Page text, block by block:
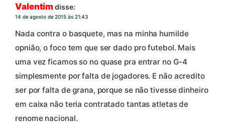
Valentimdisse:
14 de agosto de 2015 às 21:43
Nada contra o basquete, mas na minha humilde
opnião, o foco tem que ser dado pro futebol. Mais
uma vez ficamos so no quase pra entrar no G-4
simplesmente por falta de jogadores. E não acredito
ser por falta de grana, porque se não tivesse dinheiro
em caixa não teria contratado tantas atletas de
renome nacional.